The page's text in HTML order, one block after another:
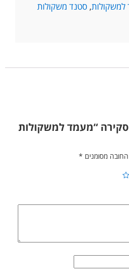
, סטנד משקולות
“מעמד למשקולות
מסומנים *